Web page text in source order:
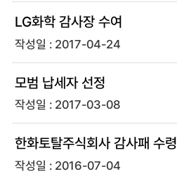
LG화학 감사장 수여
2017-04-24
모범 납세자 선정
2017-03-08
한화토탈주식회사 감사패 수령
2016-07-04